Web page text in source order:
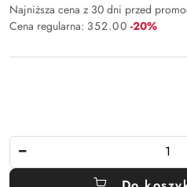
Najniższa cena z 30 dni przed
Cena regularna: 352.00 Rabat:
-20%